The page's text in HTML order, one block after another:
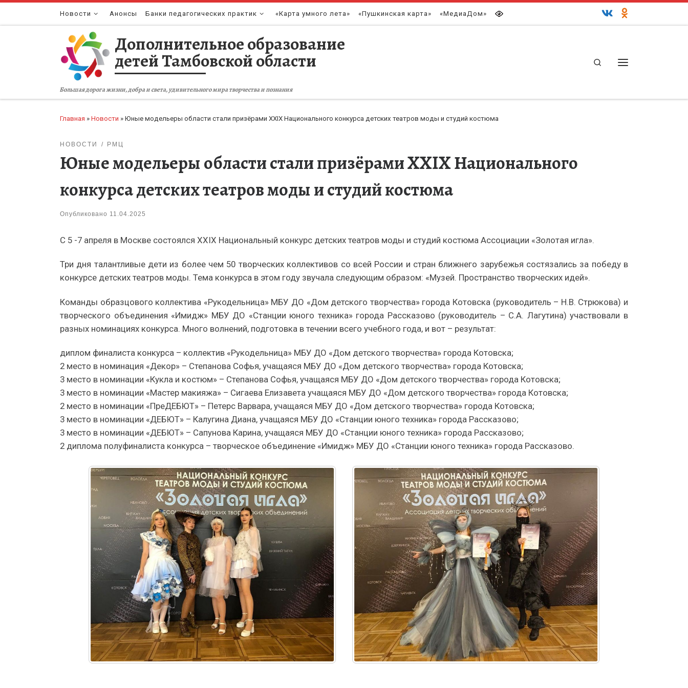
Перейти к содержимому
Новости Анонсы Банки педагогических практик «Карта умного лета» «Пушкинская карта» «МедиаДом»
Дополнительное образование
детей Тамбовской области
Большая дорога жизни, добра и света, удивительного мира творчества и познания
Search
Главная » Новости » Юные модельеры области стали призёрами XXIX Национального конкурса детских театров моды и студий костюма
НОВОСТИ РМЦ
Юные модельеры области стали призёрами XXIX Национального
конкурса детских театров моды и студий костюма
Опубликовано 11.04.2025
С 5 -7 апреля в Москве состоялся XXIX Национальный конкурс детских театров моды и студий костюма Ассоциации «Золотая игла».
Три дня талантливые дети из более чем 50 творческих коллективов со всей России и стран ближнего зарубежья состязались за победу в
конкурсе детских театров моды. Тема конкурса в этом году звучала следующим образом: «Музей. Пространство творческих идей».
Команды образцового коллектива «Рукодельница» МБУ ДО «Дом детского творчества» города Котовска (руководитель – Н.В. Стрюкова) и
творческого объединения «Имидж» МБУ ДО «Станции юного техника» города Рассказово (руководитель – С.А. Лагутина) участвовали в
разных номинациях конкурса. Много волнений, подготовка в течении всего учебного года, и вот – результат:
диплом финалиста конкурса – коллектив «Рукодельница» МБУ ДО «Дом детского творчества» города Котовска;
2 место в номинация «Декор» – Степанова Софья, учащаяся МБУ ДО «Дом детского творчества» города Котовска;
3 место в номинации «Кукла и костюм» – Степанова Софья, учащаяся МБУ ДО «Дом детского творчества» города Котовска;
3 место в номинации «Мастер макияжа» – Сигаева Елизавета учащаяся МБУ ДО «Дом детского творчества» города Котовска;
2 место в номинации «ПреДЕБЮТ» – Петерс Варвара, учащаяся МБУ ДО «Дом детского творчества» города Котовска;
3 место в номинации «ДЕБЮТ» – Калугина Диана, учащаяся МБУ ДО «Станции юного техника» города Рассказово;
3 место в номинации «ДЕБЮТ» – Сапунова Карина, учащаяся МБУ ДО «Станции юного техника» города Рассказово;
2 диплома полуфиналиста конкурса – творческое объединение «Имидж» МБУ ДО «Станции юного техника» города Рассказово.